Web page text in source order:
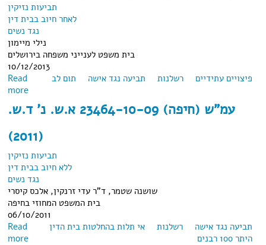
תביעות נזיקין
לאחר חיוב בבית דין
נגד נשים
נילי מיימון
בית משפט לענייני משפחה בירושלים
10/12/2013
פיצויים עתידיים
רשלנות תביעה נגד אישה תום לב
Read
more
עמ"ש (חיפה) 23464-10-09 א.ש. נ' ד.ש.
(2011)
תביעות נזיקין
ללא חיוב בבית דין
נגד נשים
שושנה שטמר, ד"ר עדי זרנקין, אלכס קיסרי
בית המשפט המחוזי בחיפה
06/10/2011
תביעה נגד אישה
רשלנות
אי תלות בהחלטות בית הדין
היתר 100 רבנים
Read
more
about עמ"ש (חיפה) 23464-10-09 א.ש. נ' ד.ש. (2011)